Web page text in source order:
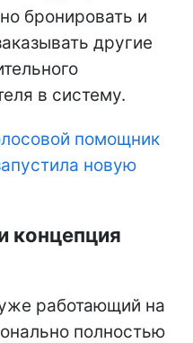
бронировать и
другие
в систему.
помощник
новую
концепция
работающий на
полностью